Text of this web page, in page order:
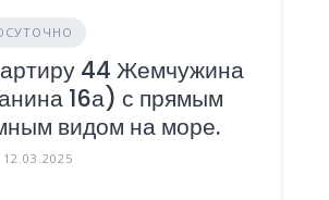
44 Жемчужина
16а) с прямым
видом на море.